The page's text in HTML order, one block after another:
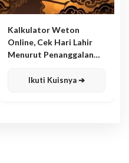
Kalkulator Weton
Online, Cek Hari Lahir
Menurut Penanggalan
Ikuti Kuisnya ➔